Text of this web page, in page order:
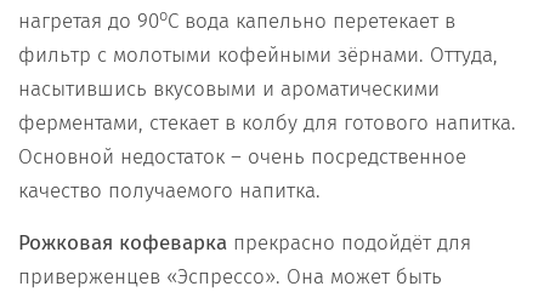
нагретая до 90оС вода капельно перетекает в
фильтр с молотыми кофейными зёрнами. Оттуда,
насытившись вкусовыми и ароматическими
ферментами, стекает в колбу для готового напитка.
Основной недостаток – очень посредственное
качество получаемого напитка.
Рожковая кофеварка прекрасно подойдёт для
приверженцев «Эспрессо». Она может быть